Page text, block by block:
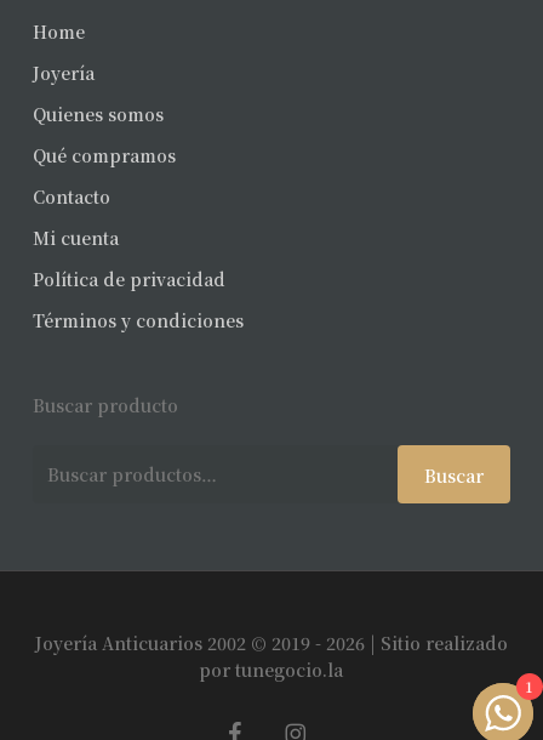
Ver Carrito Finalizar Compra
Home
Joyería
Quienes somos
Qué compramos
Contacto
Mi cuenta
Política de privacidad
Términos y condiciones
Buscar producto
Buscar
Joyería Anticuarios 2002 © 2019 - 2026 | Sitio realizado
portunegocio.la
facebookinstagram
1